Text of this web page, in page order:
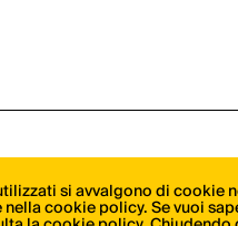
si avvalgono di cookie
cookie policy. Se vuoi